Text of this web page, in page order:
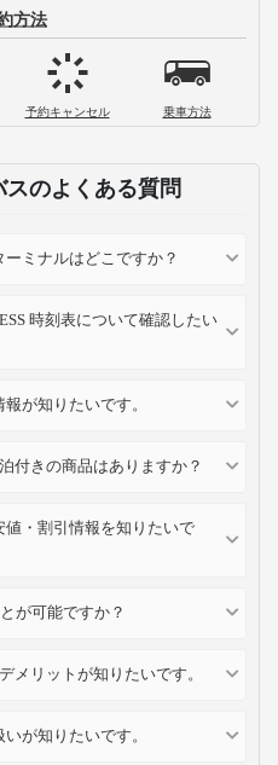
方法
予約キャンセル 乗車方法
のよくある質問
ミナルはどこですか？
時刻表について確認したい
が知りたいです。
付きの商品はありますか？
・割引情報を知りたいで
が可能ですか？
メリットが知りたいです。
が知りたいです。